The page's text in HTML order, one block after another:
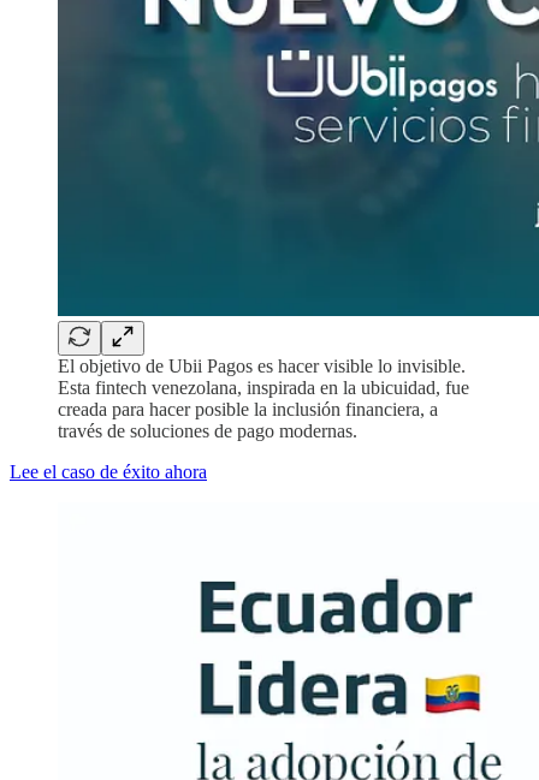
El objetivo de Ubii Pagos es hacer visible lo invisible.
Esta fintech venezolana, inspirada en la ubicuidad, fue
creada para hacer posible la inclusión financiera, a
través de soluciones de pago modernas.
Lee el caso de éxito ahora